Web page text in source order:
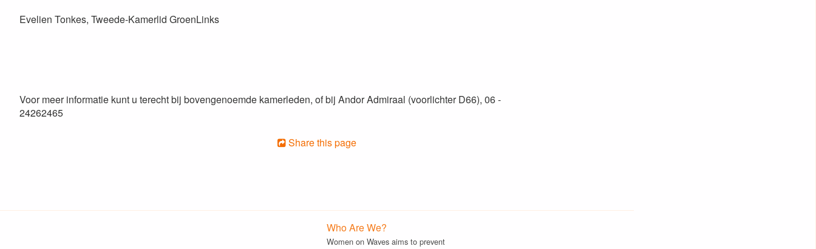
Evelien Tonkes, Tweede-Kamerlid GroenLinks
Voor meer informatie kunt u terecht bij bovengenoemde kamerleden, of bij Andor Admiraal (voorlichter D66), 06 -
24262465
Share this page
Who Are We?
Women on Waves aims to prevent